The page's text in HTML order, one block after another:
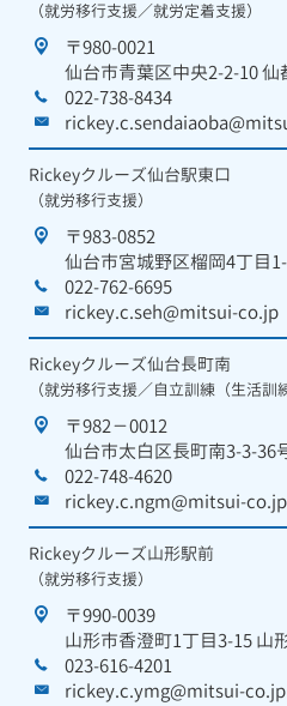
（就労移行支援／就労定着支援）
〒980-0021
仙台市青葉区中央2-2-10
022-738-8434
Rickeyクルーズ仙台駅東口
（就労移行支援）
〒983-0852
仙台市宮城野区榴岡4丁目
022-762-6695
rickey.c.seh@mitsui-co.jp
Rickeyクルーズ仙台長町南
（就労移行支援／自立訓練（生活訓
〒982－0012
仙台市太白区長町南3-3-36
022-748-4620
rickey.c.ngm@mitsui-co.jp
Rickeyクルーズ山形駅前
（就労移行支援）
〒990-0039
山形市香澄町1丁目3-15 山
023-616-4201
rickey.c.ymg@mitsui-co.jp